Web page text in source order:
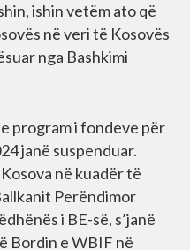
ishin vetëm ato që
në veri të Kosovës
nga Bashkimi
program i fondeve për
janë suspenduar.
në kuadër të
Perëndimor
i BE-së, s’janë
Bordin e WBIF në